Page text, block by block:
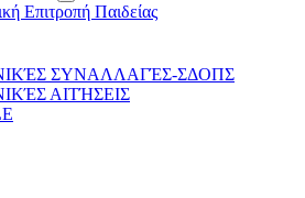
Επιτροπή Παιδείας
ΣΥΝΑΛΛΑΓΈΣ-ΣΔΟΠΣ
ΑΙΤΉΣΕΙΣ